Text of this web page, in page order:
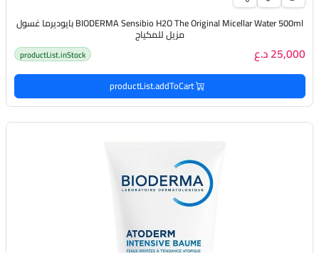
BIODERMA Sensibio H2O The Original Micellar Water 500ml بايوديرما غسول
مزيل للمكياج
25,000 د.ع productList.inStock
productList.addToCart